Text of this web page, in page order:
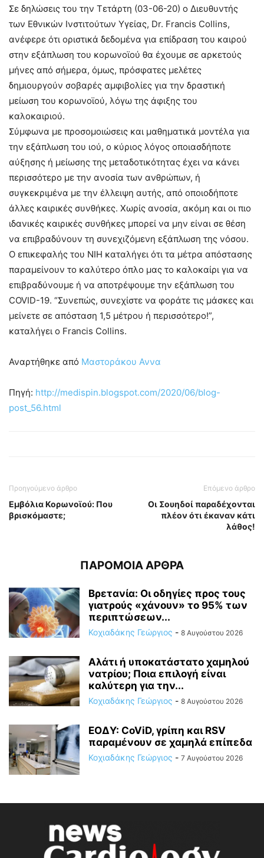
Σε δηλώσεις του την Τετάρτη (03-06-20) ο Διευθυντής
των Εθνικών Ινστιτούτων Υγείας, Dr. Francis Collins,
ανέφερε ότι οριστικά δεδομένα για επίδραση του καιρού
στην εξάπλωση του κορωνοϊού θα έχουμε σε αρκετούς
μήνες από σήμερα, όμως, πρόσφατες μελέτες
δημιουργούν σοβαρές αμφιβολίες για την δραστική
μείωση του κορωνοϊού, λόγω της άφιξης του
καλοκαιριού.
Σύμφωνα με προσομοιώσεις και μαθηματικά μοντέλα για
την εξάπλωση του ιού, ο κύριος λόγος οποιασδήποτε
αύξησης ή μείωσης της μεταδοτικότητας έχει να κάνει
περισσότερο με την ανοσία των ανθρώπων, ή
συγκεκριμένα με την έλλειψη αυτής, από οποιοδήποτε
άλλες καιρικές συνθήκες. Χωρίς ανοσία, ακόμη και οι πιο
ιδανικές καιρικές συνθήκες μπορεί να μην είναι σε θέση
να επιβραδύνουν τη συνεχιζόμενη εξάπλωση της νόσου.
Ο επικεφαλής του ΝΙΗ καταλήγει ότι τα μέτρα απόστασης
παραμείνουν το καλύτερο όπλο μας το καλοκαίρι για να
επιβραδύνουμε ή να αποτρέψουμε την εξάπλωση του
COVID-19. “Συνεπώς, συνεχίστε να φοράτε τις μάσκες και
μείνετε σε απόσταση 1,5 μέτρου ή περισσότερο!”,
καταλήγει ο Francis Collins.
Αναρτήθηκε από Μαστοράκου Αννα
Πηγή: http://medispin.blogspot.com/2020/06/blog-
post_56.html
Προηγούμενο άρθρο
Εμβόλια Κορωνοϊού: Που
βρισκόμαστε;
Επόμενο άρθρο
Οι Σουηδοί παραδέχονται
πλέον ότι έκαναν κάτι
λάθος!
ΠΑΡΟΜΟΙΑ ΑΡΘΡΑ
Βρετανία: Οι οδηγίες προς τους
γιατρούς «χάνουν» το 95% των
περιπτώσεων...
Κοχιαδάκης Γεώργιος - 8 Αυγούστου 2026
Αλάτι ή υποκατάστατο χαμηλού
νατρίου; Ποια επιλογή είναι
καλύτερη για την...
Κοχιαδάκης Γεώργιος - 8 Αυγούστου 2026
ΕΟΔΥ: CoViD, γρίπη και RSV
παραμένουν σε χαμηλά επίπεδα
Κοχιαδάκης Γεώργιος - 7 Αυγούστου 2026